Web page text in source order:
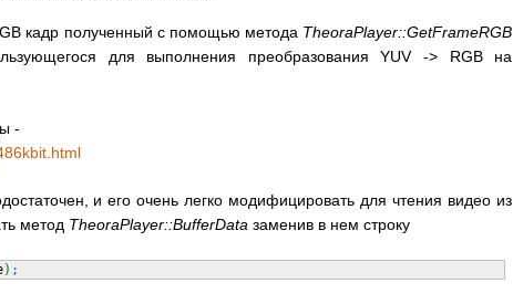
кадр полученный с помощью метода TheoraPlayer::GetFrameRGB
для выполнения преобразования YUV -> RGB на
-
и его очень легко модифицировать для чтения видео из
метод TheoraPlayer::BufferData заменив в нем строку
) ;